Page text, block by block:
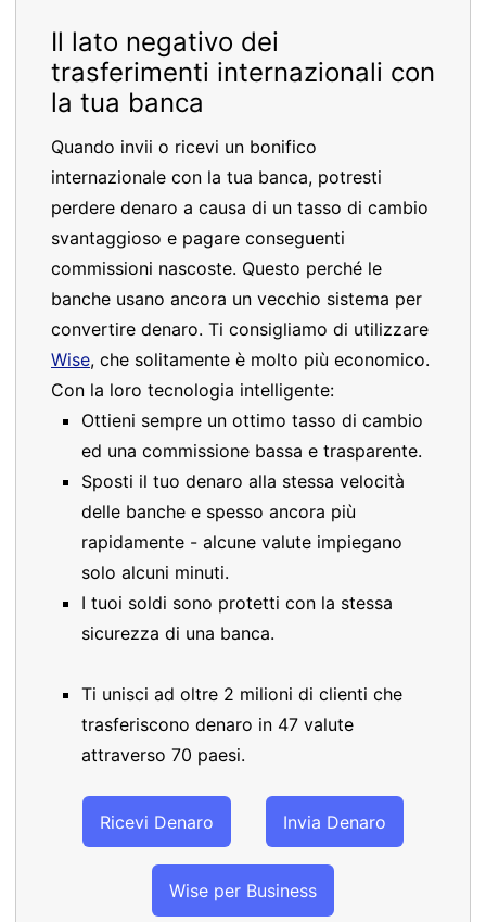
Il lato negativo dei
trasferimenti internazionali con
la tua banca
Quando invii o ricevi un bonifico
internazionale con la tua banca, potresti
perdere denaro a causa di un tasso di cambio
svantaggioso e pagare conseguenti
commissioni nascoste. Questo perché le
banche usano ancora un vecchio sistema per
convertire denaro. Ti consigliamo di utilizzare
Wise, che solitamente è molto più economico.
Con la loro tecnologia intelligente:
Ottieni sempre un ottimo tasso di cambio
ed una commissione bassa e trasparente.
Sposti il tuo denaro alla stessa velocità
delle banche e spesso ancora più
rapidamente - alcune valute impiegano
solo alcuni minuti.
I tuoi soldi sono protetti con la stessa
sicurezza di una banca.
Ti unisci ad oltre 2 milioni di clienti che
trasferiscono denaro in 47 valute
attraverso 70 paesi.
Ricevi Denaro Invia Denaro
Wise per Business